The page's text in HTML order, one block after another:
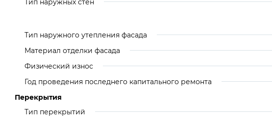
Тип наружных стен
Тип наружного утепления фасада
Материал отделки фасада
Физический износ
Год проведения последнего капитального ремонта
Перекрытия
Тип перекрытий